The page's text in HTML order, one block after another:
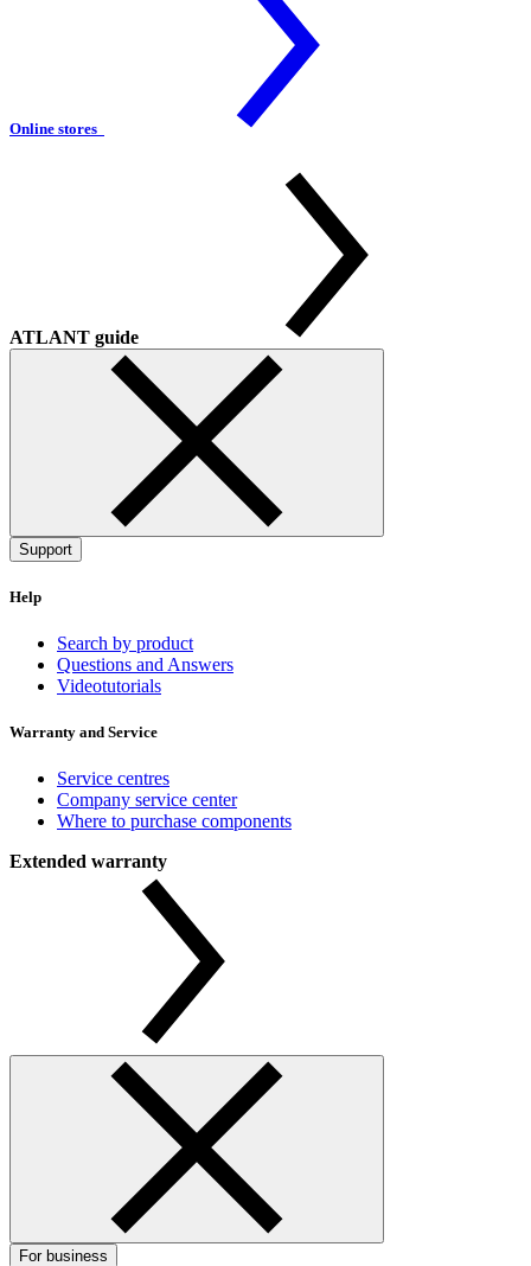
Online stores
ATLANT guide
Support
Help
Search by product
Questions and Answers
Videotutorials
Warranty and Service
Service centres
Company service center
Where to purchase components
Extended warranty
For business